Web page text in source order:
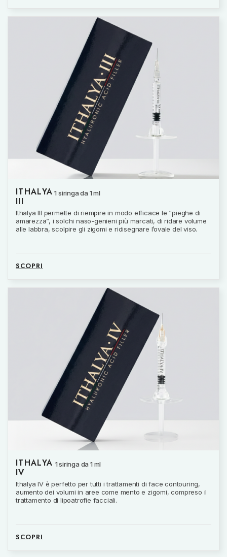
ITHALYA
III
1 siringa da 1 ml
Ithalya III permette di riempire in modo efficace le “pieghe di
amarezza”, i solchi naso-genieni più marcati, di ridare volume
alle labbra, scolpire gli zigomi e ridisegnare l’ovale del viso.
SCOPRI
ITHALYA
IV
1 siringa da 1 ml
Ithalya IV è perfetto per tutti i trattamenti di face contouring,
aumento dei volumi in aree come mento e zigomi, compreso il
trattamento di lipoatrofie facciali.
SCOPRI